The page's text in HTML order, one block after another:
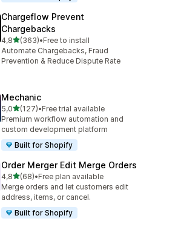
Chargeflow Prevent
Chargebacks
4,8de 5 estrelas
(363)
363 total de avaliações
•Free to install
Automate Chargebacks, Fraud
Prevention & Reduce Dispute Rate
Mechanic
5,0de 5 estrelas
(127)
127 total de avaliações
•Free trial available
Premium workflow automation and
custom development platform
Built for Shopify
Order Merger Edit Merge Orders
4,8de 5 estrelas
(68)
68 total de avaliações
•Free plan available
Merge orders and let customers edit
address, items, or cancel.
Built for Shopify